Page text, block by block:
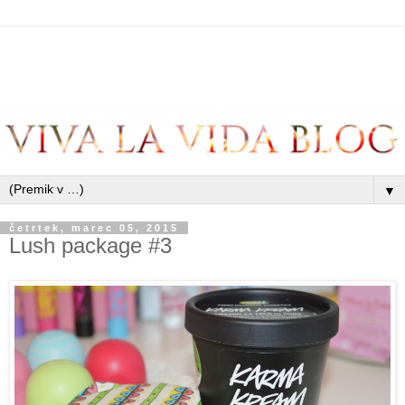
▼
četrtek, marec 05, 2015
Lush package #3